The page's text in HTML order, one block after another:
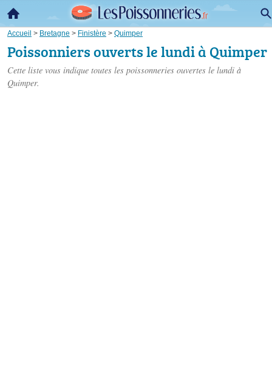
Accueil > Bretagne > Finistère > Quimper
Poissonniers ouverts le lundi à Quimper
Cette liste vous indique toutes les poissonneries ouvertes le lundi à
Quimper.